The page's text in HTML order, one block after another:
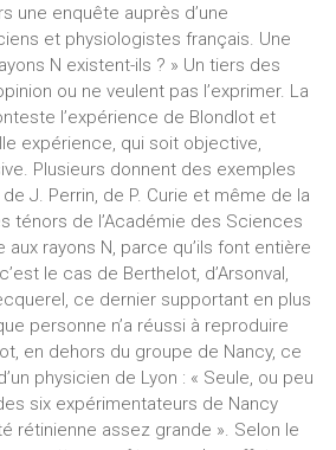
une enquête auprès d’une
et physiologistes français. Une
N existent-ils ? » Un tiers des
ou ne veulent pas l’exprimer. La
l’expérience de Blondlot et
expérience, qui soit objective,
Plusieurs donnent des exemples
J. Perrin, de P. Curie et même de la
ténors de l’Académie des Sciences
rayons N, parce qu’ils font entière
le cas de Berthelot, d’Arsonval,
ce dernier supportant en plus
personne n’a réussi à reproduire
en dehors du groupe de Nancy, ce
physicien de Lyon : « Seule, ou peu
six expérimentateurs de Nancy
rétinienne assez grande ». Selon le